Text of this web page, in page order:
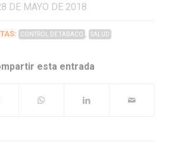
DE MAYO DE 2018
CONTROL DE TABACO , SALUD
esta entrada